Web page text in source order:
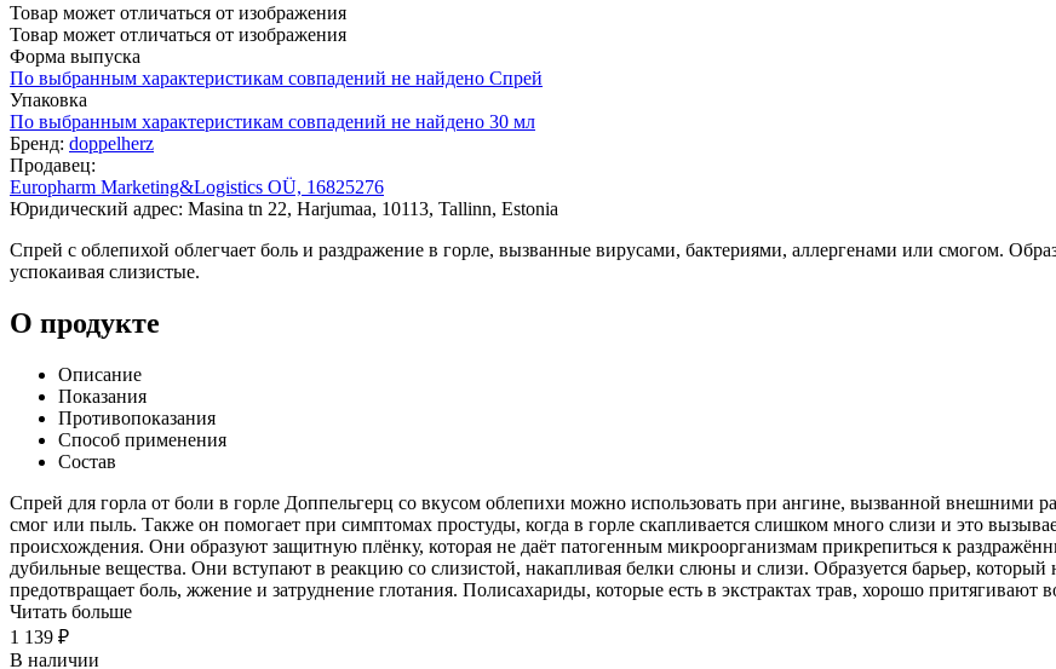
Товар может отличаться от изображения
Товар может отличаться от изображения
Форма выпуска
По выбранным характеристикам совпадений не найдено Спрей
Упаковка
По выбранным характеристикам совпадений не найдено 30 мл
Бренд: doppelherz
Продавец:
Europharm Marketing&Logistics OÜ, 16825276
Юридический адрес: Masina tn 22, Harjumaa, 10113, Tallinn, Estonia
Спрей с облепихой облегчает боль и раздражение в горле, вызванные вирусами, бактериями, аллергенами или смогом.
успокаивая слизистые.
О продукте
Описание
Показания
Противопоказания
Способ применения
Состав
Спрей для горла от боли в горле Доппельгерц со вкусом облепихи можно использовать при ангине, вызванной внешними
смог или пыль. Также он помогает при симптомах простуды, когда в горле скапливается слишком много слизи и это
происхождения. Они образуют защитную плёнку, которая не даёт патогенным микроорганизмам прикрепиться к
дубильные вещества. Они вступают в реакцию со слизистой, накапливая белки слюны и слизи. Образуется барьер, который
предотвращает боль, жжение и затруднение глотания. Полисахариды, которые есть в экстрактах трав, хорошо притягивают
Читать больше
1 139 ₽
В наличии